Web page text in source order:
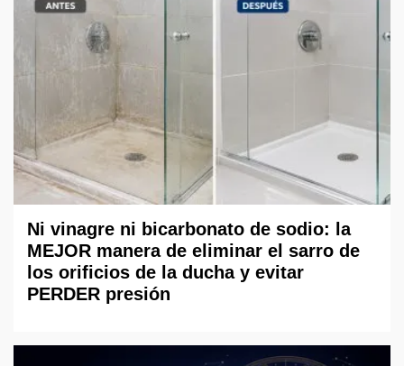
Ni vinagre ni bicarbonato de sodio: la
MEJOR manera de eliminar el sarro de
los orificios de la ducha y evitar
PERDER presión